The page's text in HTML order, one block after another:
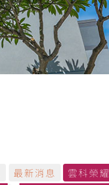
最新消息 雲科榮耀